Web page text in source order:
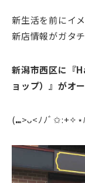
新生活を前にイ
新店情報がガタ
新潟市西区に『
ョップ）』がオ
(⑉>ᴗ<ﾉﾉﾞ✩:+✧︎⋆